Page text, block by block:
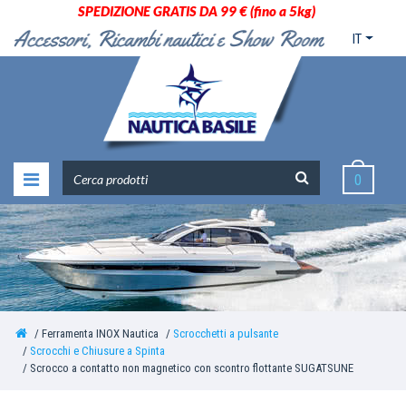
SPEDIZIONE GRATIS DA 99 € (fino a 5kg)
IT
0
Ferramenta INOX Nautica
Scrocchetti a pulsante
Scrocchi e Chiusure a Spinta
Scrocco a contatto non magnetico con scontro flottante SUGATSUNE